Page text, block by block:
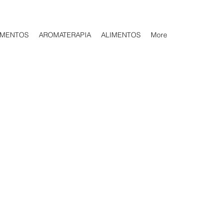
AROMATERAPIA ALIMENTOS More